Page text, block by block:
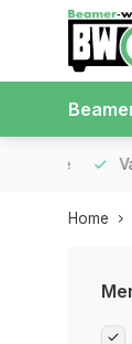
Home